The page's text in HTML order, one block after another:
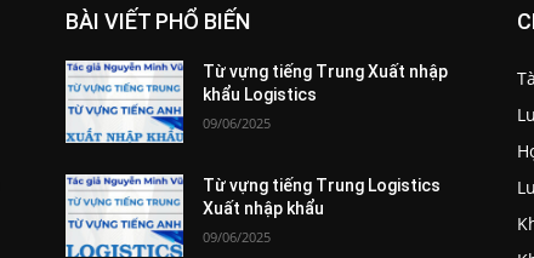
BÀI VIẾT PHỔ BIẾN
Từ vựng tiếng Trung Xuất nhập
khẩu Logistics
09/06/2025
Từ vựng tiếng Trung Logistics
Xuất nhập khẩu
09/06/2025